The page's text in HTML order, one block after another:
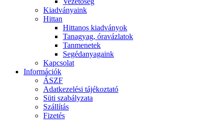
Kiadványaink
Hittan
Hittanos kiadványok
Tanagyag, óravázlatok
Tanmenetek
Segédanyagaink
Kapcsolat
Információk
ÁSZF
Adatkezelési tájékoztató
Süti szabályzata
Szállítás
Fizetés